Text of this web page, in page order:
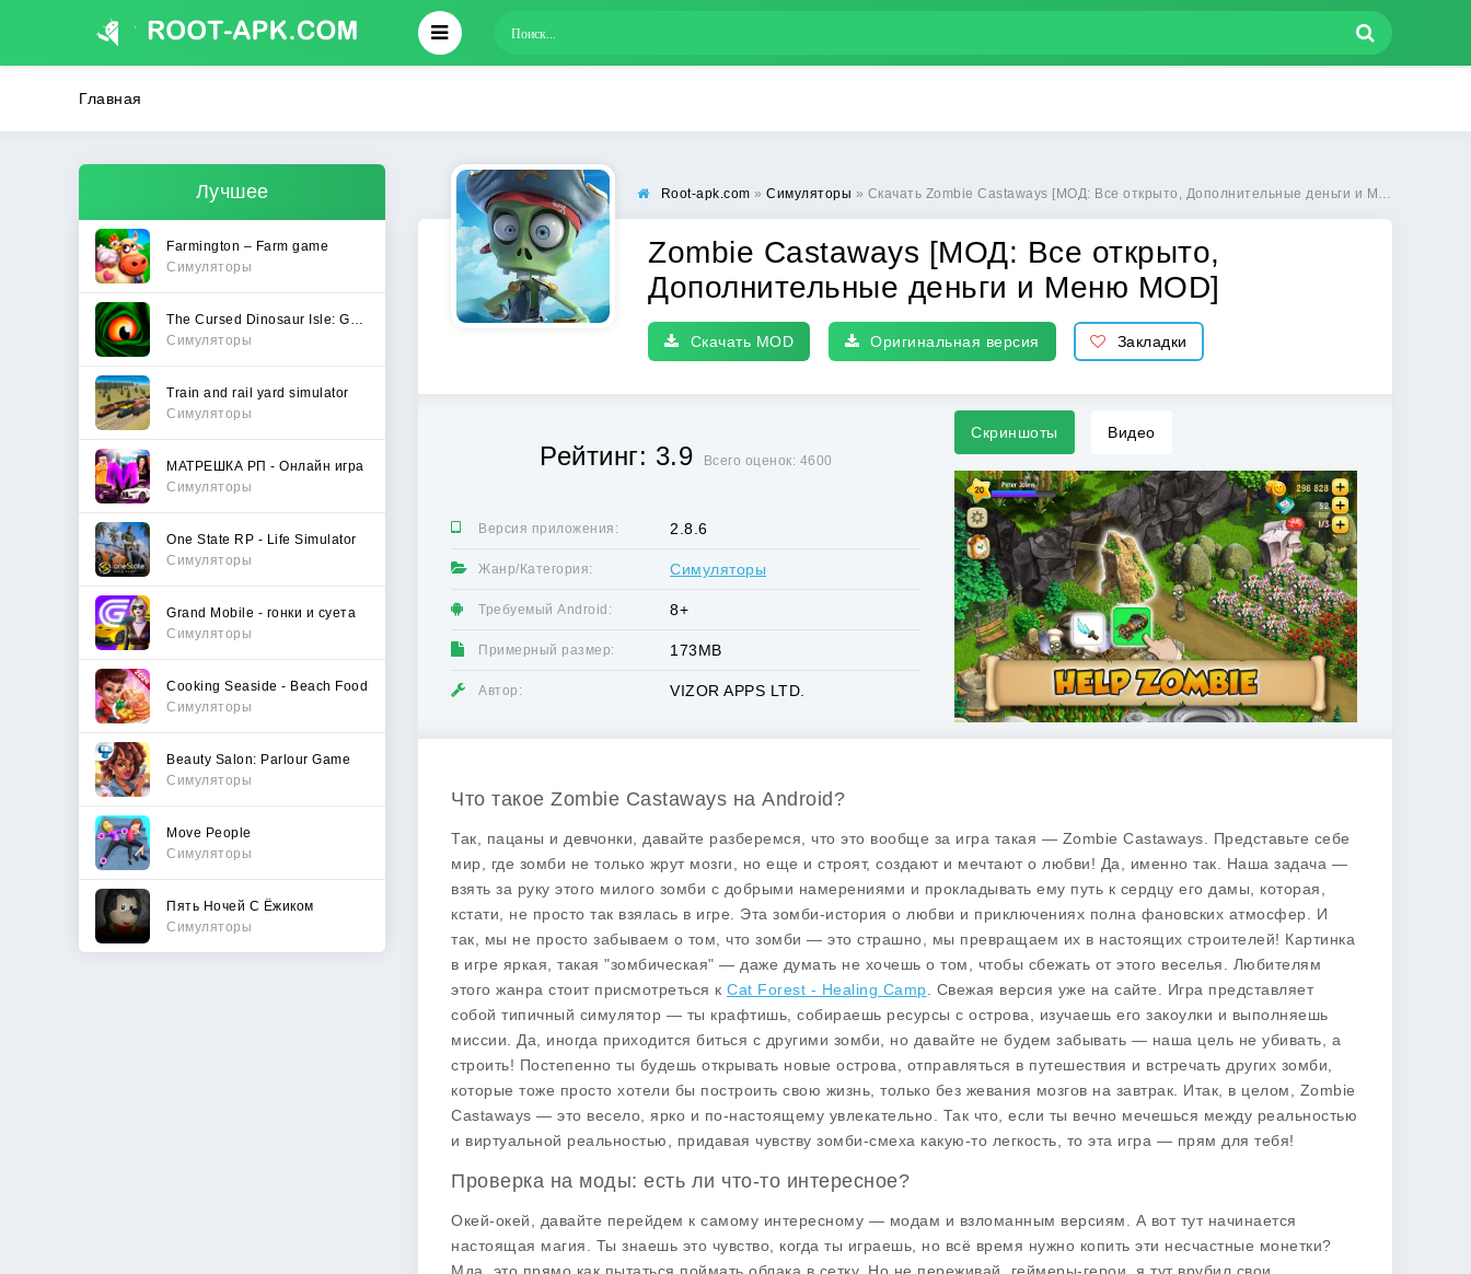
Главная
Лучшее
Farmington – Farm game
Симуляторы
Симуляторы
Train and rail yard simulator
Симуляторы
МАТРЕШКА РП - Онлайн игра
Симуляторы
One State RP - Life Simulator
Симуляторы
Grand Mobile - гонки и суета
Симуляторы
Cooking Seaside - Beach Food
Симуляторы
Beauty Salon: Parlour Game
Симуляторы
Move People
Симуляторы
Пять Ночей С Ёжиком
Симуляторы
Root-apk.com » Симуляторы » Скачать Zombie Castaways [МОД: Все открыто, Дополнительные деньги и Меню MOD] | Взлом Zombie Castaways на Андроид
Zombie Castaways [МОД: Все открыто,
Дополнительные деньги и Меню MOD]
Скачать MOD Оригинальная версия Закладки
Рейтинг: 3.9 Всего оценок: 4600
Версия приложения: 2.8.6
Жанр/Категория: Симуляторы
Требуемый Android: 8+
Примерный размер: 173MB
Автор: VIZOR APPS LTD.
Скриншоты Видео
Что такое Zombie Castaways на Android?
Так, пацаны и девчонки, давайте разберемся, что это вообще за игра такая — Zombie Castaways . Представьте себе
мир, где зомби не только жрут мозги, но еще и строят, создают и мечтают о любви! Да, именно так. Наша задача —
взять за руку этого милого зомби с добрыми намерениями и прокладывать ему путь к сердцу его дамы, которая,
кстати, не просто так взялась в игре. Эта зомби-история о любви и приключениях полна фановских атмосфер. И
так, мы не просто забываем о том, что зомби — это страшно, мы превращаем их в настоящих строителей! Картинка
в игре яркая, такая "зомбическая" — даже думать не хочешь о том, чтобы сбежать от этого веселья. Любителям
этого жанра стоит присмотреться к Cat Forest - Healing Camp . Свежая версия уже на сайте. Игра представляет
собой типичный симулятор — ты крафтишь, собираешь ресурсы с острова, изучаешь его закоулки и выполняешь
миссии. Да, иногда приходится биться с другими зомби, но давайте не будем забывать — наша цель не убивать, а
строить! Постепенно ты будешь открывать новые острова, отправляться в путешествия и встречать других зомби,
которые тоже просто хотели бы построить свою жизнь, только без жевания мозгов на завтрак. Итак, в целом, Zombie
Castaways — это весело, ярко и по-настоящему увлекательно. Так что, если ты вечно мечешься между реальностью
и виртуальной реальностью, придавая чувству зомби-смеха какую-то легкость, то эта игра — прям для тебя!
Проверка на моды: есть ли что-то интересное?
Окей-окей, давайте перейдем к самому интересному — модам и взломанным версиям. А вот тут начинается
настоящая магия. Ты знаешь это чувство, когда ты играешь, но всё время нужно копить эти несчастные монетки?